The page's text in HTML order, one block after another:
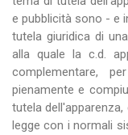
e pubblicità sono - e
tutela giuridica di
alla quale la c.d.
complementare,
pienamente e
tutela
legge con i normali